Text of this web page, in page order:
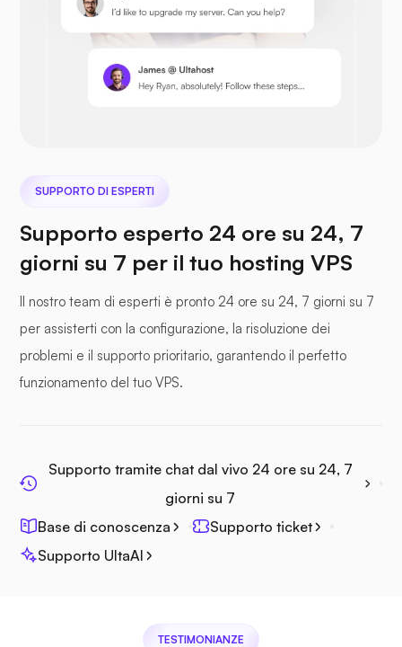
File marino
Fotoprisma
SUPPORTO DI ESPERTI
Supporto esperto 24 ore su 24, 7
giorni su 7 per il tuo hosting VPS
Il nostro team di esperti è pronto 24 ore su 24, 7 giorni su 7
per assisterti con la configurazione, la risoluzione dei
problemi e il supporto prioritario, garantendo il perfetto
funzionamento del tuo VPS.
Supporto tramite chat dal vivo 24 ore su 24, 7
giorni su 7
Base di conoscenza
Supporto ticket
Supporto UltaAI
TESTIMONIANZE